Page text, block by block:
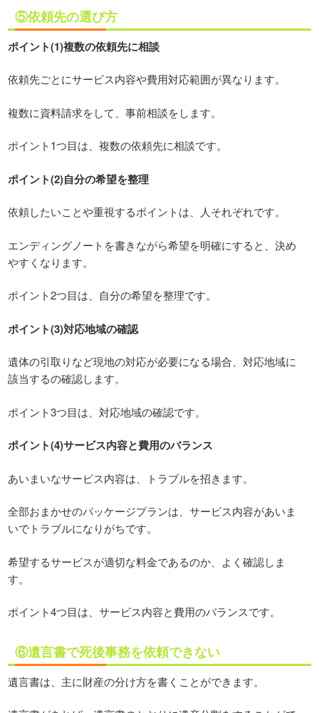
⑤依頼先の選び方
ポイント(1)複数の依頼先に相談
依頼先ごとにサービス内容や費用対応範囲が異なります。
複数に資料請求をして、事前相談をします。
ポイント1つ目は、複数の依頼先に相談です。
ポイント(2)自分の希望を整理
依頼したいことや重視するポイントは、人それぞれです。
エンディングノートを書きながら希望を明確にすると、決め
やすくなります。
ポイント2つ目は、自分の希望を整理です。
ポイント(3)対応地域の確認
遺体の引取りなど現地の対応が必要になる場合、対応地域に
該当するの確認します。
ポイント3つ目は、対応地域の確認です。
ポイント(4)サービス内容と費用のバランス
あいまいなサービス内容は、トラブルを招きます。
全部おまかせのパッケージプランは、サービス内容があいま
いでトラブルになりがちです。
希望するサービスが適切な料金であるのか、よく確認しま
す。
ポイント4つ目は、サービス内容と費用のバランスです。
⑥遺言書で死後事務を依頼できない
遺言書は、主に財産の分け方を書くことができます。